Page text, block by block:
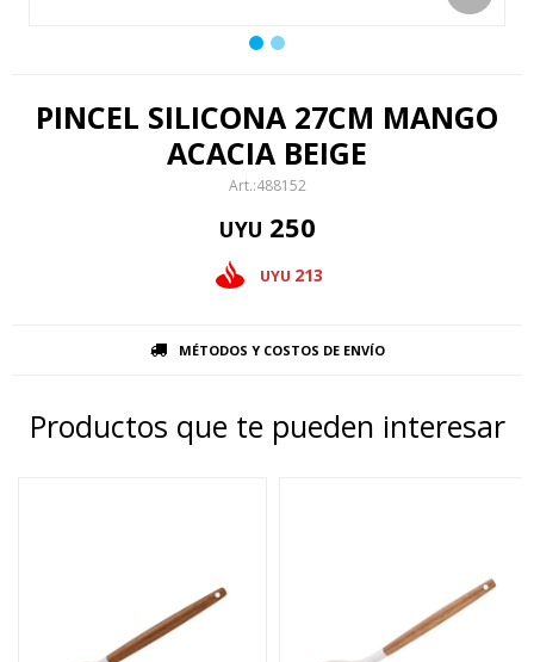
PINCEL SILICONA 27CM MANGO
ACACIA BEIGE
488152
UYU 250
UYU 213
MÉTODOS Y COSTOS DE ENVÍO
Productos que te pueden interesar